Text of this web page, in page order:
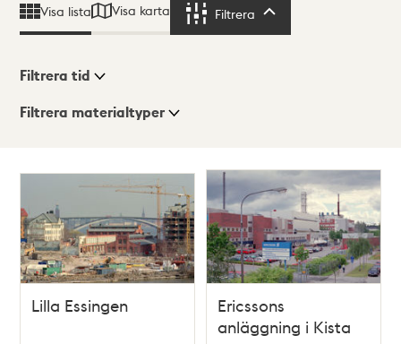
Visa lista Visa karta Filtrera
Visningsläge
Filtrera tid
Filtrera materialtyper
träffar
Lilla Essingen
Ericssons
anläggning i Kista